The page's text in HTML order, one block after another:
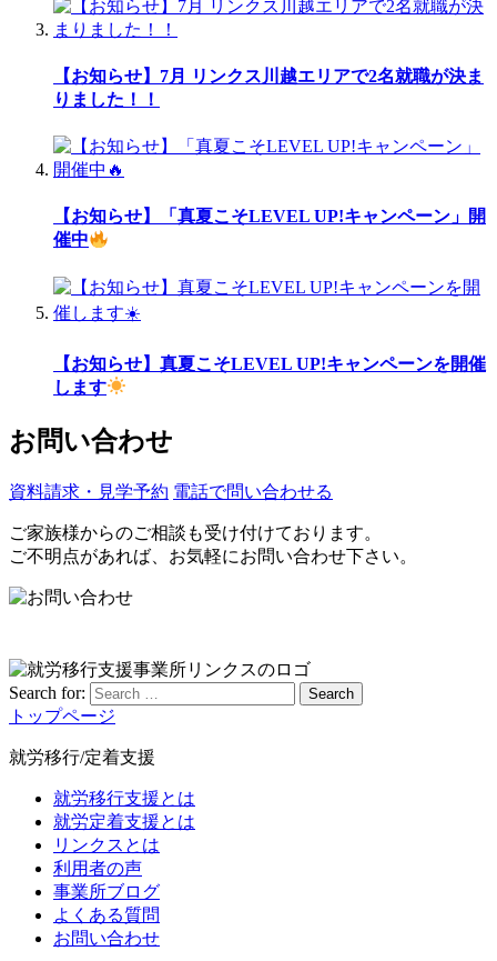
【お知らせ】7月 リンクス川越エリアで2名就職が決ま
りました！！
【お知らせ】「真夏こそLEVEL UP!キャンペーン」開
催中
【お知らせ】真夏こそLEVEL UP!キャンペーンを開催
します
お問い合わせ
資料請求・見学予約 電話で問い合わせる
ご家族様からのご相談も受け付けております。
ご不明点があれば、お気軽にお問い合わせ下さい。
Search for: Search
トップページ
就労移行/定着支援
就労移行支援とは
就労定着支援とは
リンクスとは
利用者の声
事業所ブログ
よくある質問
お問い合わせ